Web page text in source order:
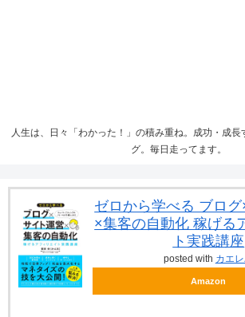
人生は、日々「わかった！」の積み重ね。成功・成長
グ。毎日走ってます。
ゼロから学べる ブロ
×集客の自動化 稼げる
ト実践講座
posted with カエ
Amazon